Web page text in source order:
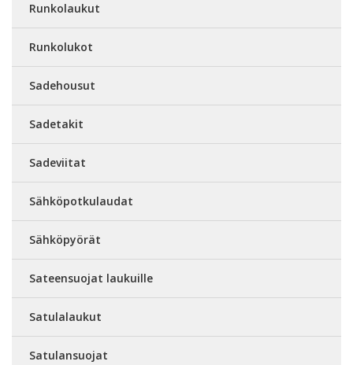
Runkolaukut
Runkolukot
Sadehousut
Sadetakit
Sadeviitat
Sähköpotkulaudat
Sähköpyörät
Sateensuojat laukuille
Satulalaukut
Satulansuojat